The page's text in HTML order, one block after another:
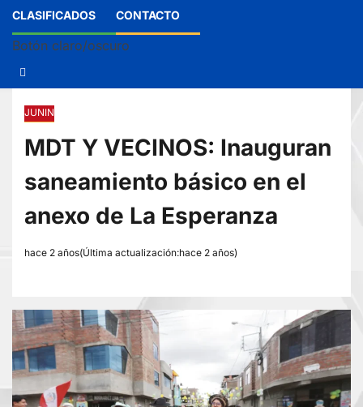
CLASIFICADOS CONTACTO
Botón claro/oscuro
JUNIN
MDT Y VECINOS: Inauguran
saneamiento básico en el
anexo de La Esperanza
hace 2 años(Última actualización:hace 2 años)